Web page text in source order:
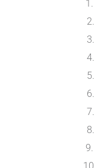
1.
2.
3.
4.
5.
6.
7.
8.
9.